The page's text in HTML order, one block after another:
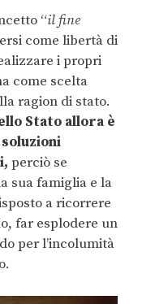
“il fine
come libertà di
i propri
come scelta
ragion di stato.
Stato allora è
perciò se
sua famiglia e la
a ricorrere
far esplodere un
per l’incolumità